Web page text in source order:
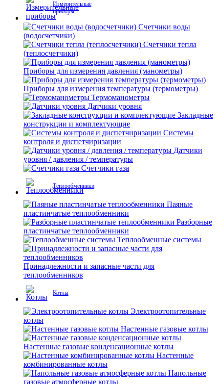
Измерительные
приборы
Счетчики воды
(водосчетчики)
Счетчики тепла
(теплосчетчики)
Приборы для измерения давления (манометры)
Приборы для измерения температуры (термометры)
Термоманометры
Датчики уровня
Закладные
конструкции и комплектующие
Системы
контроля и диспетчиризации
Датчики
уровня / давления / температуры
Счетчики газа
Теплообменники
Паяные
пластинчатые теплообменники
Разборные
пластинчатые теплообменники
Теплообменные системы
Принадлежности и запасные части для
теплообменников
Котлы
Электроотопительные
котлы
Настенные газовые котлы
Настенные газовые конденсационные котлы
Настенные
комбинированные котлы
Напольные
газовые атмосферные котлы